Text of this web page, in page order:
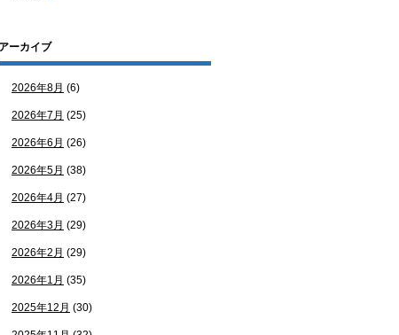
アーカイブ
2026年8月 (6)
2026年7月 (25)
2026年6月 (26)
2026年5月 (38)
2026年4月 (27)
2026年3月 (29)
2026年2月 (29)
2026年1月 (35)
2025年12月 (30)